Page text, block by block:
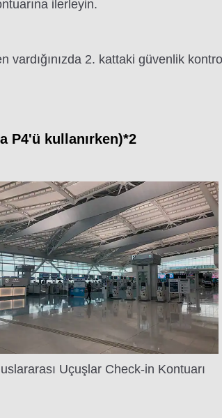
ilerleyin.
2. kattaki güvenlik
P4'ü kullanırken)*2
Uçuşlar Check-in Kontuarı